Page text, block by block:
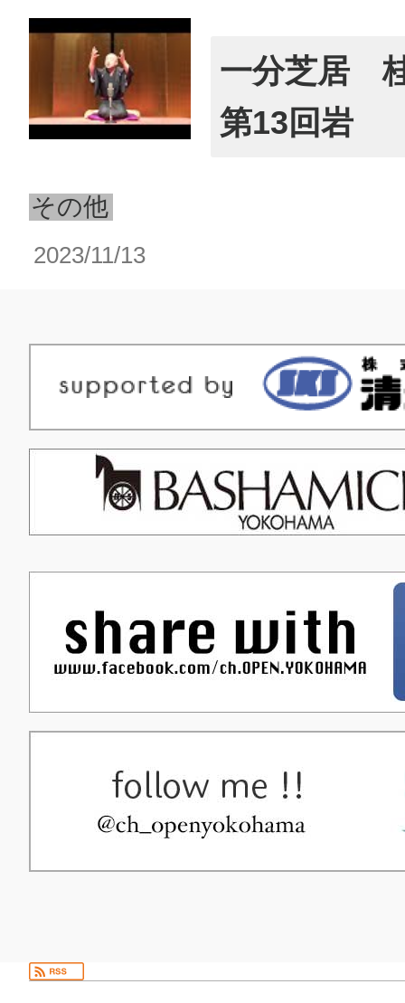
一分芝居
第13回岩
その他
2023/11/13